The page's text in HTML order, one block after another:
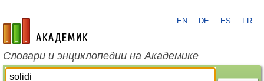
academic.ru
EN DE ES FR
Словари и энциклопедии на Академике